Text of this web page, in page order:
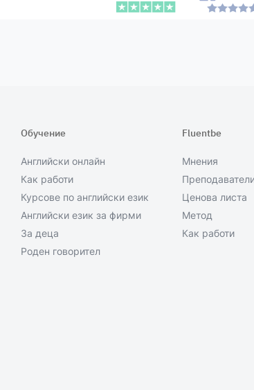
Обучение
Английски онлайн
Как работи
Курсове по английски език
Английски език за фирми
За деца
Роден говорител
Fluentbe
Мнения
Ценова листа
Метод
Как работи